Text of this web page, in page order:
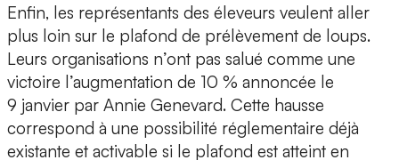
Enfin, les représentants des éleveurs veulent aller
plus loin sur le plafond de prélèvement de loups.
Leurs organisations n’ont pas salué comme une
victoire l’augmentation de 10 % annoncée le
9 janvier par Annie Genevard. Cette hausse
correspond à une possibilité réglementaire déjà
existante et activable si le plafond est atteint en